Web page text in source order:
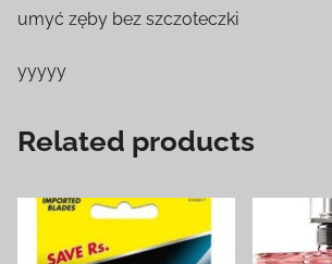
umyć zęby bez szczoteczki
yyyyy
Related products